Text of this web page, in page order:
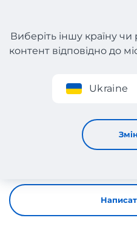
Реєстрація
Виберіть іншу країну
контент відповідно до
Ukraine
Всі відгуки
Всі відгуки